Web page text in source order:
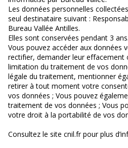
Les données personnelles
seul destinataire suivant :
Bureau Vallée Antilles.
Elles sont conservées pendant 3 ans.
Vous pouvez accéder aux données
rectifier, demander leur effacement
limitation du traitement de vos
légale du traitement, mentionner
retirer à tout moment votre
vos données ; Vous pouvez
traitement de vos données ; Vous
votre droit à la portabilité de vos
Consultez le site cnil.fr pour plus